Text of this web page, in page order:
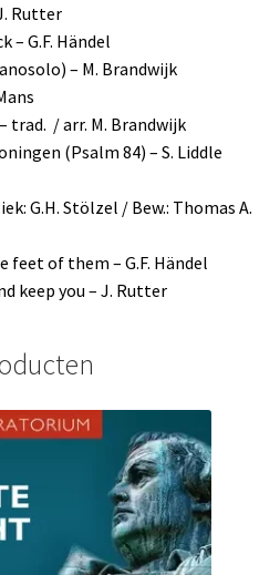
Rutter
– G.F. Händel
– M. Brandwijk
trad. / arr. M. Brandwijk
(Psalm 84) – S. Liddle
G.H. Stölzel / Bew.: Thomas A.
of them – G.F. Händel
keep you – J. Rutter